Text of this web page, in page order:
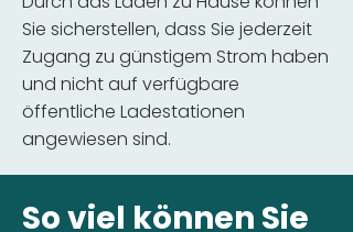
Sie sicherstellen, dass Sie jederzeit
Zugang zu günstigem Strom haben
und nicht auf verfügbare
öffentliche Ladestationen
angewiesen sind.
So viel können Sie